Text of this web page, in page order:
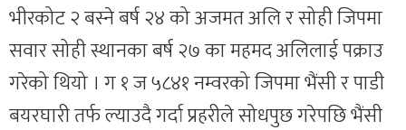
भीरकोट २ बस्ने बर्ष २४ को अजमत अलि र सोही जिपमा
सवार सोही स्थानका बर्ष २७ का महमद अलिलाई पक्राउ
गरेको थियो । ग १ ज ५८४१ नम्वरको जिपमा भैंसी र पाडी
बयरघारी तर्फ ल्याउदै गर्दा प्रहरीले सोधपुछ गरेपछि भैंसी